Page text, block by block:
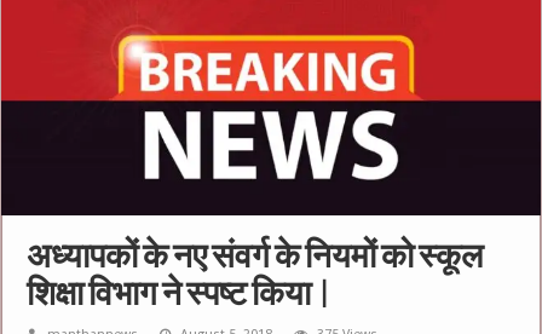
अध्यापकों के नए संवर्ग के नियमों को स्कूल
शिक्षा विभाग ने स्पष्ट किया |